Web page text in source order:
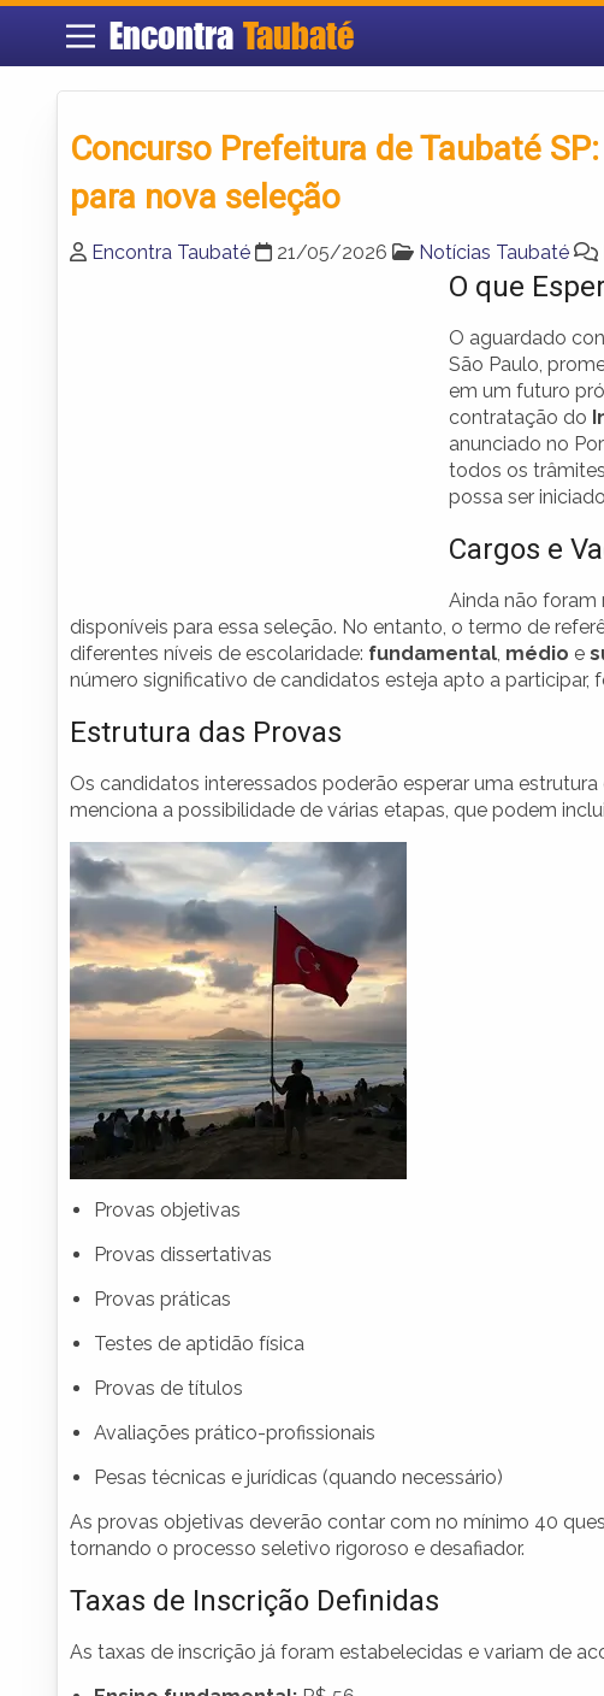
Encontra Taubaté
Concurso Prefeitura de Taubaté
para nova seleção
Encontra Taubaté 21/05/2026 Notícias Taubaté
O que
O aguardado
São Paulo,
em um futuro
contratação do
anunciado no
todos os
possa ser
Cargos e
Ainda não foram
disponíveis para essa seleção. No entanto, o termo de
diferentes níveis de escolaridade: fundamental, médio e
número significativo de candidatos esteja apto a
Estrutura das Provas
Os candidatos interessados poderão esperar uma
menciona a possibilidade de várias etapas, que podem
Provas objetivas
Provas dissertativas
Provas práticas
Testes de aptidão física
Provas de títulos
Avaliações prático-profissionais
Pesas técnicas e jurídicas (quando necessário)
As provas objetivas deverão contar com no mínimo 40
tornando o processo seletivo rigoroso e desafiador.
Taxas de Inscrição Definidas
As taxas de inscrição já foram estabelecidas e variam de